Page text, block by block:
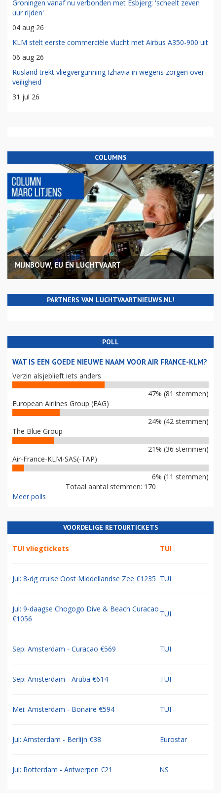
Groningen vanaf nu verbonden met Esbjerg: 'scheelt zeven
uur rijden'
04 aug 26
KLM stelt eerste commerciële vlucht met Airbus A350-900 uit
06 aug 26
Rusland trekt vliegvergunning Izhavia in wegens zorgen over
veiligheid
31 jul 26
COLUMNS
MIJNBOUW, EU EN LUCHTVAART
PARTNERS VAN LUCHTVAARTNIEUWS.NL!
POLL
WAT IS EEN GOEDE NIEUWE NAAM VOOR AIR FRANCE-KLM?
Verzin alsjeblieft iets anders
47% (81 stemmen)
European Airlines Group (EAG)
24% (42 stemmen)
The Blue Group
21% (36 stemmen)
Air-France-KLM-SAS(-TAP)
6% (11 stemmen)
Totaal aantal stemmen: 170
Meer polls
VOORDELIGE RETOURTICKETS
TUI vliegtickets TUI
Jul: 8-dg cruise Oost Middellandse Zee €1235 TUI
Jul: 9-daagse Chogogo Dive & Beach Curacao
€1056
TUI
Sep: Amsterdam - Curacao €569 TUI
Sep: Amsterdam - Aruba €614 TUI
Mei: Amsterdam - Bonaire €594 TUI
Jul: Amsterdam - Berlijn €38 Eurostar
Jul: Rotterdam - Antwerpen €21 NS